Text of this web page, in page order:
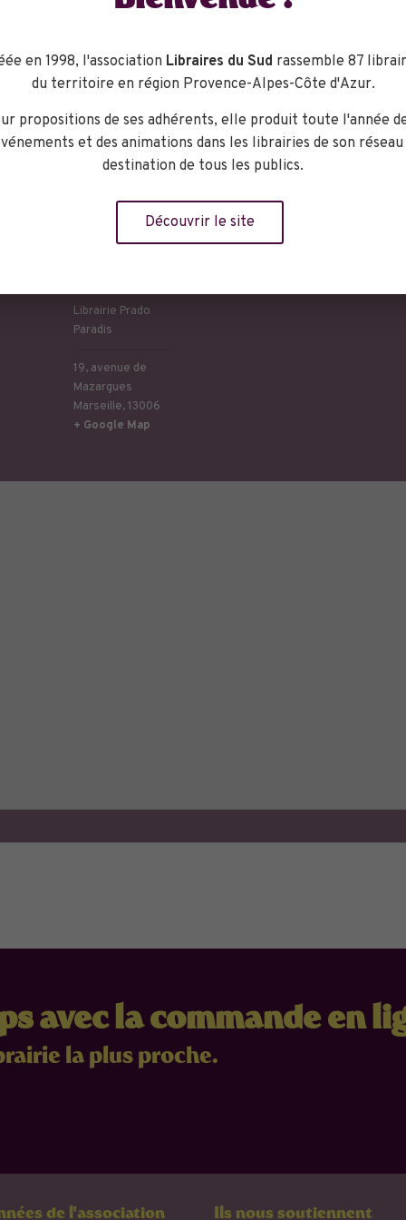
patron, qui lui demande de lui rendre un dernier service.
femme aux mains jointes, l’envoûtante céramique de
Gé, sa fée Anissa, une ribambelle de personnages
l’Estaque et Aubagne pour toile de fond.
Librairie Prado
Paradis
19, avenue de
Mazargues
Marseille, 13006
+ Google Map
avec la commande en
la plus proche.
de l'association Ils nous soutiennent
en 1998, l'association Libraires du Sud rassemble 87
du territoire en région Provence-Alpes-Côte d'Azur.
propositions de ses adhérents, elle produit toute l'année
et des animations dans les librairies de son réseau
destination de tous les publics.
Découvrir le site